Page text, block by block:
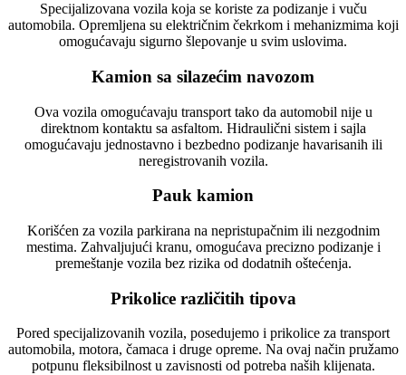
Specijalizovana vozila koja se koriste za podizanje i vuču
automobila. Opremljena su električnim čekrkom i mehanizmima koji
omogućavaju sigurno šlepovanje u svim uslovima.
Kamion sa silazećim navozom
Ova vozila omogućavaju transport tako da automobil nije u
direktnom kontaktu sa asfaltom. Hidraulični sistem i sajla
omogućavaju jednostavno i bezbedno podizanje havarisanih ili
neregistrovanih vozila.
Pauk kamion
Korišćen za vozila parkirana na nepristupačnim ili nezgodnim
mestima. Zahvaljujući kranu, omogućava precizno podizanje i
premeštanje vozila bez rizika od dodatnih oštećenja.
Prikolice različitih tipova
Pored specijalizovanih vozila, posedujemo i prikolice za transport
automobila, motora, čamaca i druge opreme. Na ovaj način pružamo
potpunu fleksibilnost u zavisnosti od potreba naših klijenata.